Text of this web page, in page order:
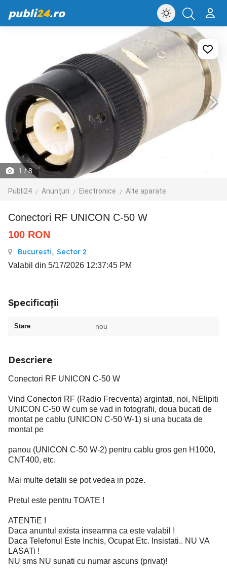
publi24.ro
1 / 8
Publi24 Anunțuri Electronice Alte aparate
Conectori RF UNICON C-50 W
100 RON
Bucuresti, Sector 2
Valabil din 5/17/2026 12:37:45 PM
Specificații
Stare nou
Descriere
Conectori RF UNICON C-50 W
Vind Conectori RF (Radio Frecventa) argintati, noi, NElipiti
UNICON C-50 W cum se vad in fotografii, doua bucati de
montat pe cablu (UNICON C-50 W-1) si una bucata de
montat pe
panou (UNICON C-50 W-2) pentru cablu gros gen H1000,
CNT400, etc.
Mai multe detalii se pot vedea in poze.
Pretul este pentru TOATE !
ATENTiE !
Daca anuntul exista inseamna ca este valabil !
Daca Telefonul Este Inchis, Ocupat Etc. Insistati.. NU VA
LASATi !
NU sms NU sunati cu numar ascuns (privat)!